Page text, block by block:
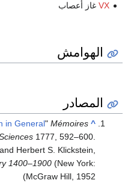
VX غاز أعصاب
الهوامش
المصادر
^
in General"Mémoires
1777, 592–600.
Herbert S. Klickstein,
1400–1900 (New York:
McGraw Hill, 1952)